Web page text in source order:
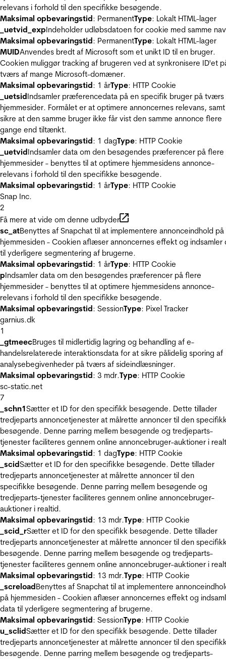
relevans i forhold til den specifikke besøgende.
Maksimal opbevaringstid: PermanentType: Lokalt HTML-lager
_uetvid_expIndeholder udløbsdatoen for cookie med samme
Maksimal opbevaringstid: PermanentType: Lokalt HTML-lager
MUIDAnvendes bredt af Microsoft som et unikt ID til en bruger.
Cookien muliggør tracking af brugeren ved at synkronisere ID'et
tværs af mange Microsoft-domæner.
Maksimal opbevaringstid: 1 årType: HTTP Cookie
_uetsidIndsamler præferencedata på en specifik bruger på tværs
hjemmesider. Formålet er at optimere annoncernes relevans, samt
sikre at den samme bruger ikke får vist den samme annonce flere
gange end tiltænkt.
Maksimal opbevaringstid: 1 dagType: HTTP Cookie
_uetvidIndsamler data om den besøgendes præferencer på flere
hjemmesider - benyttes til at optimere hjemmesidens annonce-
relevans i forhold til den specifikke besøgende.
Maksimal opbevaringstid: 1 årType: HTTP Cookie
Snap Inc.
2
Få mere at vide om denne udbyder
sc_atBenyttes af Snapchat til at implementere annonceindhold på
hjemmesiden - Cookien aflæser annoncernes effekt og indsamler
til yderligere segmentering af brugerne.
Maksimal opbevaringstid: 1 årType: HTTP Cookie
pIndsamler data om den besøgendes præferencer på flere
hjemmesider - benyttes til at optimere hjemmesidens annonce-
relevans i forhold til den specifikke besøgende.
Maksimal opbevaringstid: SessionType: Pixel Tracker
garnius.dk
1
_gtmeecBruges til midlertidig lagring og behandling af e-
handelsrelaterede interaktionsdata for at sikre pålidelig sporing af
analysebegivenheder på tværs af sideindlæsninger.
Maksimal opbevaringstid: 3 mdr.Type: HTTP Cookie
sc-static.net
7
_schn1Sætter et ID for den specifikk besøgende. Dette tillader
tredjeparts annoncetjenester at målrette annoncer til den
besøgende. Denne parring mellem besøgende og tredjeparts-
tjenester faciliteres gennem online annoncebruger-auktioner i
Maksimal opbevaringstid: 1 dagType: HTTP Cookie
_scidSætter et ID for den specifikke besøgende. Dette tillader
tredjeparts annoncetjenester at målrette annoncer til den
specifikke besøgende. Denne parring mellem besøgende og
tredjeparts-tjenester faciliteres gennem online annoncebruger-
auktioner i realtid.
Maksimal opbevaringstid: 13 mdr.Type: HTTP Cookie
_scid_rSætter et ID for den specifikk besøgende. Dette tillader
tredjeparts annoncetjenester at målrette annoncer til den
besøgende. Denne parring mellem besøgende og tredjeparts-
tjenester faciliteres gennem online annoncebruger-auktioner i
Maksimal opbevaringstid: 13 mdr.Type: HTTP Cookie
_screloadBenyttes af Snapchat til at implementere
på hjemmesiden - Cookien aflæser annoncernes effekt og
data til yderligere segmentering af brugerne.
Maksimal opbevaringstid: SessionType: HTTP Cookie
u_sclidSætter et ID for den specifikk besøgende. Dette tillader
tredjeparts annoncetjenester at målrette annoncer til den
besøgende. Denne parring mellem besøgende og tredjeparts-